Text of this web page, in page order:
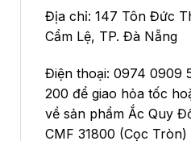
Địa chỉ: 147 Tôn Đức
Cẩm Lệ, TP. Đà Nẵng
Điện thoại: 0974 0909
200 để giao hỏa tốc
về sản phẩm Ắc Quy
CMF 31800 (Cọc